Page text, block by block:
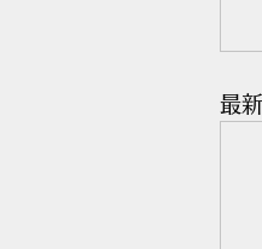
最